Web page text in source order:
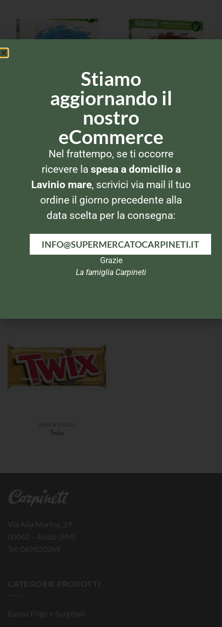
Nestlè Fitness Barrette ai
Cereali
Nestlè Fitness Barrette al
cioccolato
SNACK DOLCI
Twix
Via Alla Marina, 29
00042 – Anzio (RM)
Tel: 069820269
CATEGORIE PRODOTTI
Banco Frigo e Surgelati
Stiamo
aggiornando il
nostro
eCommerce
Nel frattempo, se ti occorre
ricevere la spesa a domicilio a
Lavinio mare, scrivici via mail il tuo
ordine il giorno precedente alla
data scelta per la consegna:
INFO@SUPERMERCATOCARPINETI.IT
Grazie
La famiglia Carpineti